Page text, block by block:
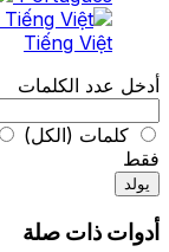
Tiếng Việt
أدخل عدد الكلمات
كلمات (الكل)
فقط
يولد
أدوات ذات صلة